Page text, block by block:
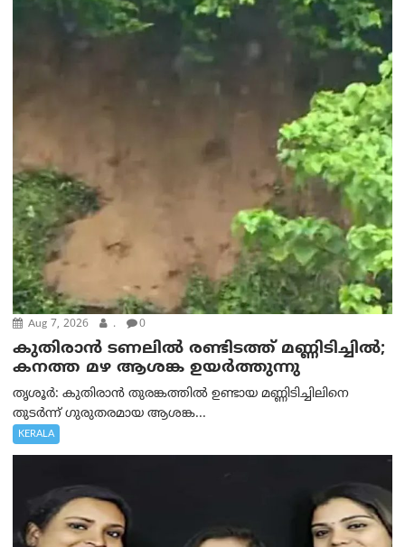
Aug 7, 2026 . 0
കുതിരാൻ ടണലിൽ രണ്ടിടത്ത് മണ്ണിടിച്ചിൽ;
കനത്ത മഴ ആശങ്ക ഉയർത്തുന്നു
തൃശൂർ: കുതിരാൻ തുരങ്കത്തിൽ ഉണ്ടായ മണ്ണിടിച്ചിലിനെ
തുടർന്ന് ഗുരുതരമായ ആശങ്ക...
KERALA